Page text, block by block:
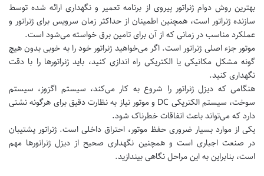
بهترین روش دوام ژنراتور پیروی از برنامه تعمیر و نگهداری ارائه شده توسط
سازنده ژنراتور است، همچنین اطمینان از حداکثر زمان سرویس برای ژنراتور و
عملکرد مناسب در زمانی که از آن برای تامین برق خواسته می‌شود است.
موتور جزء اصلی ژنراتور است. اگر می‌خواهید ژنراتور خود را به خوبی بدون هیچ
گونه مشکل مکانیکی یا الکتریکی راه اندازی کنید، باید ژنراتورها را با دقت
نگهداری کنید.
هنگامی که دیزل ژنراتور را شروع به کار می‌کند، سیستم اگزوز، سیستم
سوخت، سیستم الکتریکی DC و موتور نیاز به نظارت دقیق برای هرگونه نشتی
دارد که می‌تواند باعث اتفاقات خطرناک شود.
یکی از موارد بسیار ضروری حفظ موتور، احتراق داخلی است. ژنراتور پشتیبان
در صنعت اجباری است و همچنین نگهداری صحیح از دیزل ژنراتورها مهم
است، بنابراین به این مراحل نگاهی بیندازید.